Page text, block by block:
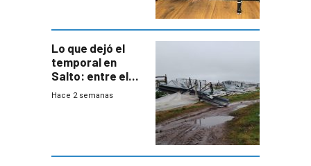
Lo que dejó el
temporal en
Salto: entre el
impacto
Hace 2 semanas